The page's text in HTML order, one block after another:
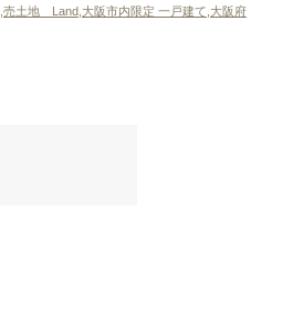
売土地 Land 大阪市内限定 一戸建て 大阪府